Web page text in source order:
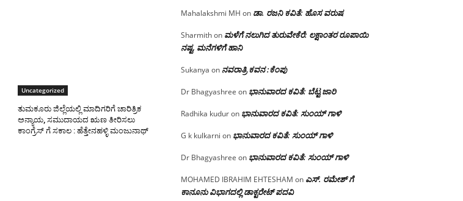
Uncategorized
ತುಮಕೂರು ಜಿಲ್ಲೆಯಲ್ಲಿ ಮಾದಿಗರಿಗೆ ಚಾರಿತ್ರಿಕ
ಅನ್ಯಾಯ, ಸಮುದಾಯದ ಋಣ ತೀರಿಸಲು
ಕಾಂಗ್ರೆಸ್ ಗೆ ಸಕಾಲ : ಹೆತ್ತೇನಹಳ್ಳಿ ಮಂಜುನಾಥ್
Mahalakshmi MH on ಡಾ. ರಜನಿ ಕವಿತೆ: ಹೊಸ ವರುಷ
Sharmithon ಮಳೆಗೆ ನಲುಗಿದ ತುರುವೇಕೆರೆ: ಲಕ್ಷಾಂತರ ರೂಪಾಯಿ
ನಷ್ಟ, ಮನೆಗಳಿಗೆ ಹಾನಿ
Sukanya on ನವರಾತ್ರಿ ಕವನ :ಕೆಂಪು
Dr Bhagyashree on ಭಾನುವಾರದ ಕವಿತೆ: ಬೆಟ್ಟ ಜಾರಿ
Radhika kuduron ಭಾನುವಾರದ ಕವಿತೆ: ಸುಂಯ್ ಗಾಳಿ
G k kulkarni on ಭಾನುವಾರದ ಕವಿತೆ: ಸುಂಯ್ ಗಾಳಿ
Dr Bhagyashree on ಭಾನುವಾರದ ಕವಿತೆ: ಸುಂಯ್ ಗಾಳಿ
MOHAMED IBRAHIM EHTESHAM on ಎಸ್. ರಮೇಶ್ ಗೆ
ಕಾನೂನು ವಿಭಾಗದಲ್ಲಿ ಡಾಕ್ಟರೇಟ್ ಪದವಿ